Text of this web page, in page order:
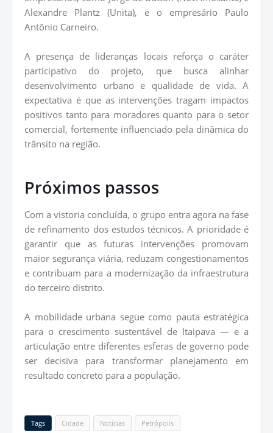
Alexandre Plantz (Unita), e o empresário Paulo
Antônio Carneiro.
A presença de lideranças locais reforça o caráter
participativo do projeto, que busca alinhar
desenvolvimento urbano e qualidade de vida. A
expectativa é que as intervenções tragam impactos
positivos tanto para moradores quanto para o setor
comercial, fortemente influenciado pela dinâmica do
trânsito na região.
Próximos passos
Com a vistoria concluída, o grupo entra agora na fase
de refinamento dos estudos técnicos. A prioridade é
garantir que as futuras intervenções promovam
maior segurança viária, reduzam congestionamentos
e contribuam para a modernização da infraestrutura
do terceiro distrito.
A mobilidade urbana segue como pauta estratégica
para o crescimento sustentável de Itaipava — e a
articulação entre diferentes esferas de governo pode
ser decisiva para transformar planejamento em
resultado concreto para a população.
Tags Cidade Notícias Petrópolis